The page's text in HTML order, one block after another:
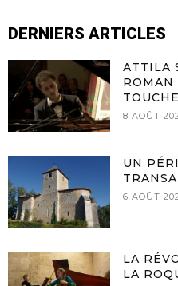
DERNIERS ARTICLES
ATTILA
8 AOÛT
UN
6 AOÛT
LA
LA